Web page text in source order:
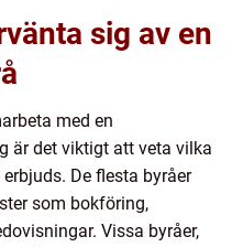
sig av en
med en
är det viktigt att veta vilka
De flesta byråer
som bokföring,
Vissa byråer,